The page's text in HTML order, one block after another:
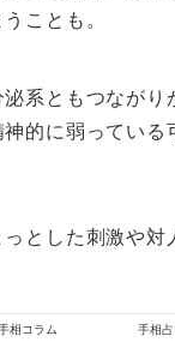
ことも。
系ともつながり
的に弱っている
とした刺激や対
相コラム 手相